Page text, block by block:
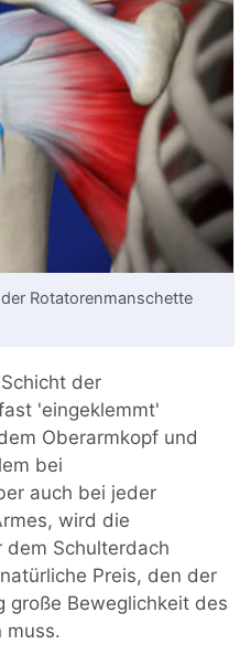
Rotatorenmanschette
der
'eingeklemmt'
Oberarmkopf und
bei
auch bei jeder
wird die
dem Schulterdach
Preis, den der
große Beweglichkeit des
muss.